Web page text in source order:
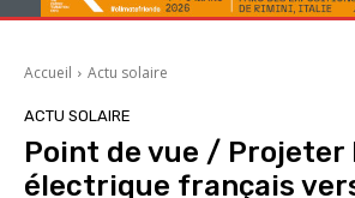
Accueil Actu solaire
ACTU SOLAIRE
Point de vue / Projeter
électrique français